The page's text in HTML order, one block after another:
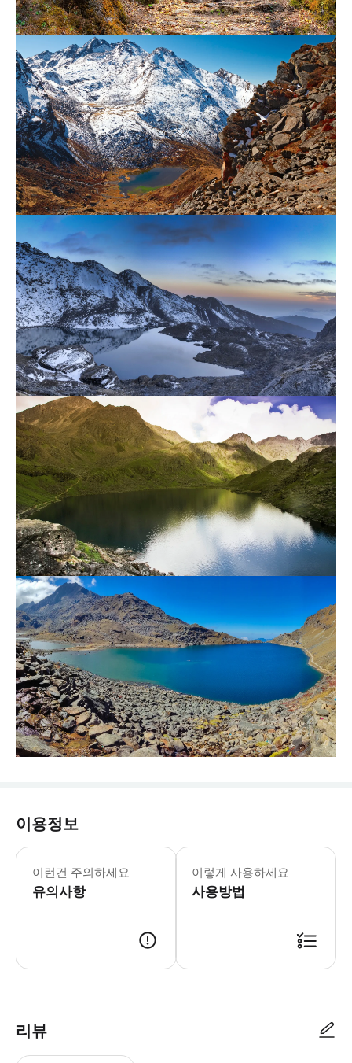
이용정보
이런건 주의하세요
유의사항
이렇게 사용하세요
사용방법
리뷰